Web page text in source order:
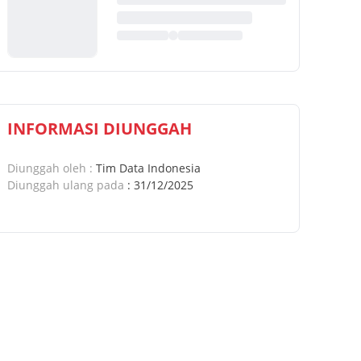
INFORMASI DIUNGGAH
Diunggah oleh : Tim Data Indonesia
Diunggah ulang pada : 31/12/2025